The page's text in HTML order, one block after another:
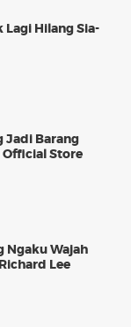
Lagi Hilang Sia-
Jadi Barang
Store
Ngaku Wajah
Lee